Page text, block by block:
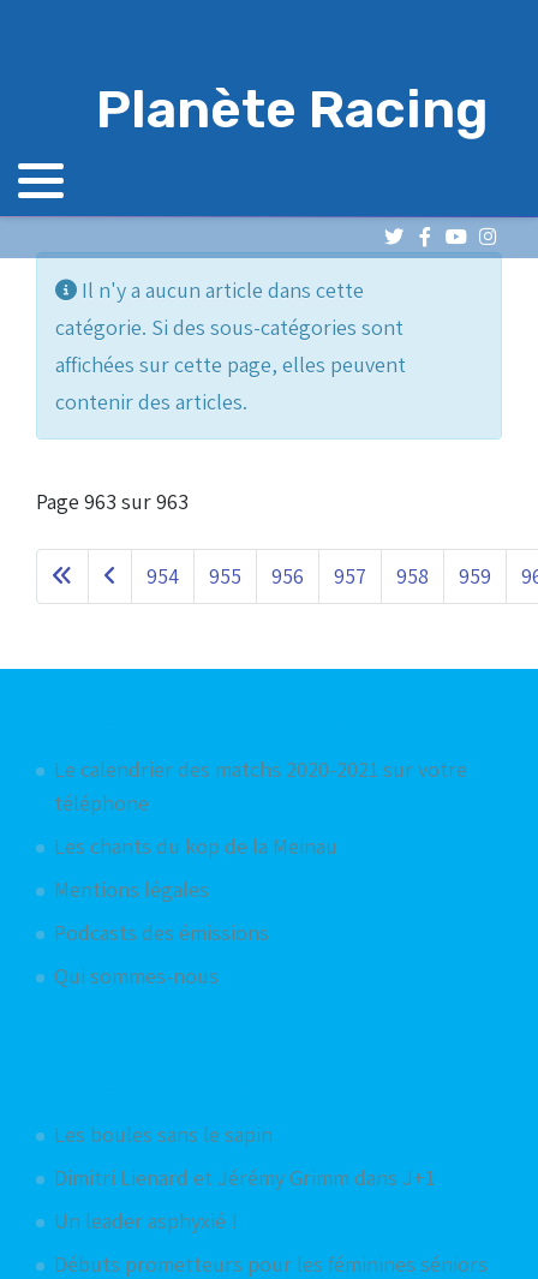
Planète Racing
Info
Il n'y a aucun article dans cette
catégorie. Si des sous-catégories sont
affichées sur cette page, elles peuvent
contenir des articles.
Page 963 sur 963
954 955 956 957 958 959
Le calendrier des matchs 2020-2021 sur votre
téléphone
Les chants du kop de la Meinau
Mentions légales
Podcasts des émissions
Qui sommes-nous
Les boules sans le sapin
Dimitri Lienard et Jérémy Grimm dans J+1
Un leader asphyxié !
Débuts prometteurs pour les féminines séniors